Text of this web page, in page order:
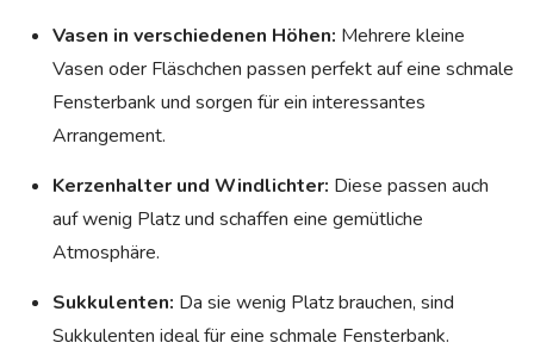
Vasen in verschiedenen Höhen: Mehrere kleine
Vasen oder Fläschchen passen perfekt auf eine schmale
Fensterbank und sorgen für ein interessantes
Arrangement.
Kerzenhalter und Windlichter: Diese passen auch
auf wenig Platz und schaffen eine gemütliche
Atmosphäre.
Sukkulenten: Da sie wenig Platz brauchen, sind
Sukkulenten ideal für eine schmale Fensterbank.